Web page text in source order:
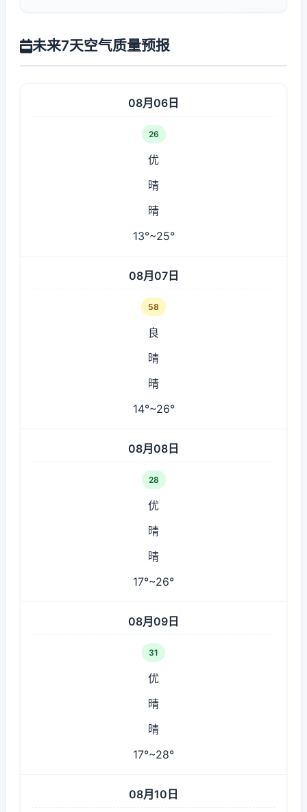
未来7天空气质量预报
08月06日
26
优
晴
晴
13°~25°
08月07日
58
良
晴
晴
14°~26°
08月08日
28
优
晴
晴
17°~26°
08月09日
31
优
晴
晴
17°~28°
08月10日